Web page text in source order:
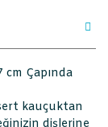
Çapında
kauçuktan